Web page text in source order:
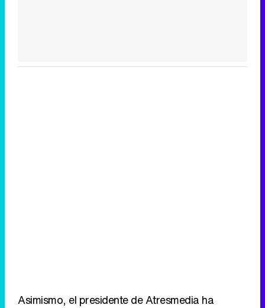
Asimismo, el presidente de Atresmedia ha